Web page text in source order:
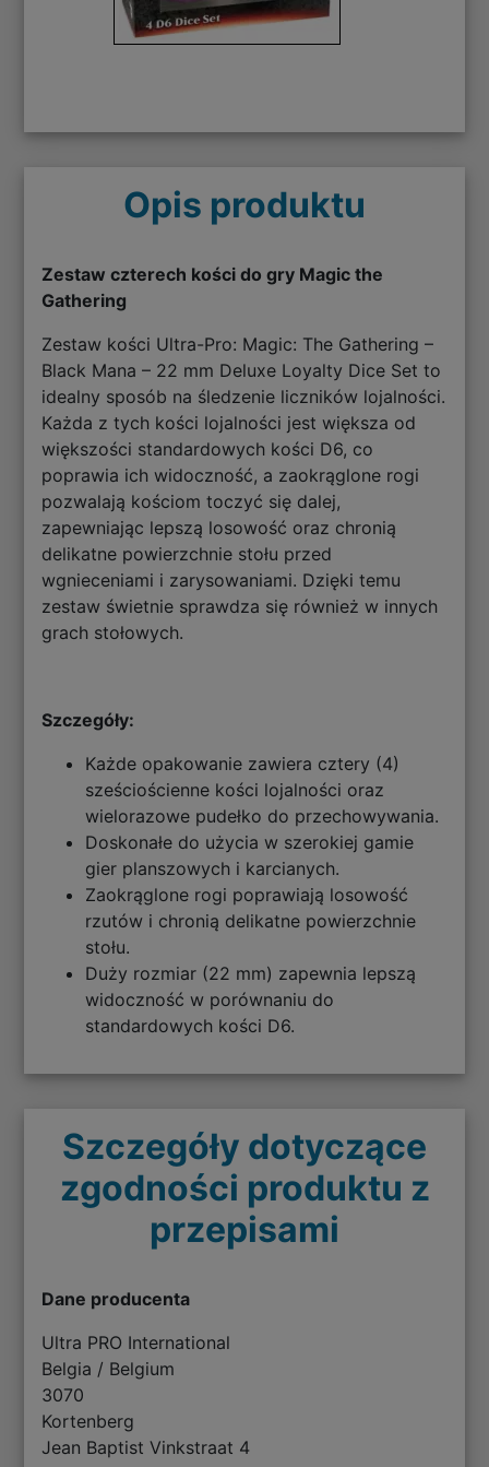
Opis produktu
Zestaw czterech kości do gry Magic the
Gathering
Zestaw kości Ultra-Pro: Magic: The Gathering –
Black Mana – 22 mm Deluxe Loyalty Dice Set to
idealny sposób na śledzenie liczników lojalności.
Każda z tych kości lojalności jest większa od
większości standardowych kości D6, co
poprawia ich widoczność, a zaokrąglone rogi
pozwalają kościom toczyć się dalej,
zapewniając lepszą losowość oraz chronią
delikatne powierzchnie stołu przed
wgnieceniami i zarysowaniami. Dzięki temu
zestaw świetnie sprawdza się również w innych
grach stołowych.
Szczegóły:
Każde opakowanie zawiera cztery (4)
sześciościenne kości lojalności oraz
wielorazowe pudełko do przechowywania.
Doskonałe do użycia w szerokiej gamie
gier planszowych i karcianych.
Zaokrąglone rogi poprawiają losowość
rzutów i chronią delikatne powierzchnie
stołu.
Duży rozmiar (22 mm) zapewnia lepszą
widoczność w porównaniu do
standardowych kości D6.
Szczegóły dotyczące
zgodności produktu z
przepisami
Dane producenta
Ultra PRO International
Belgia / Belgium
3070
Kortenberg
Jean Baptist Vinkstraat 4